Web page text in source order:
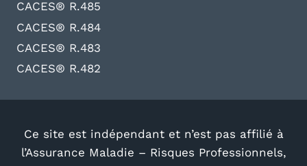
CACES® R.485
CACES® R.484
CACES® R.483
CACES® R.482
Ce site est indépendant et n’est pas affilié à
l’Assurance Maladie – Risques Professionnels,